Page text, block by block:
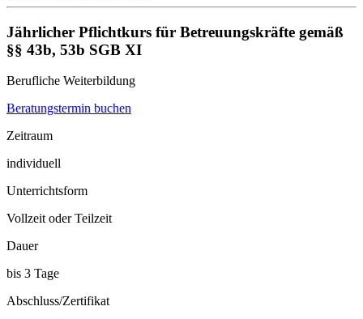
Jährlicher Pflichtkurs für Betreuungskräfte gemäß
§§ 43b, 53b SGB XI
Berufliche Weiterbildung
Beratungstermin buchen
Zeitraum
individuell
Unterrichtsform
Vollzeit oder Teilzeit
Dauer
bis 3 Tage
Abschluss/Zertifikat